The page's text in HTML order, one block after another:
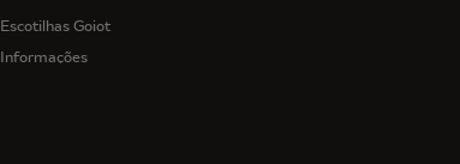
Escotilhas Goiot
Informações